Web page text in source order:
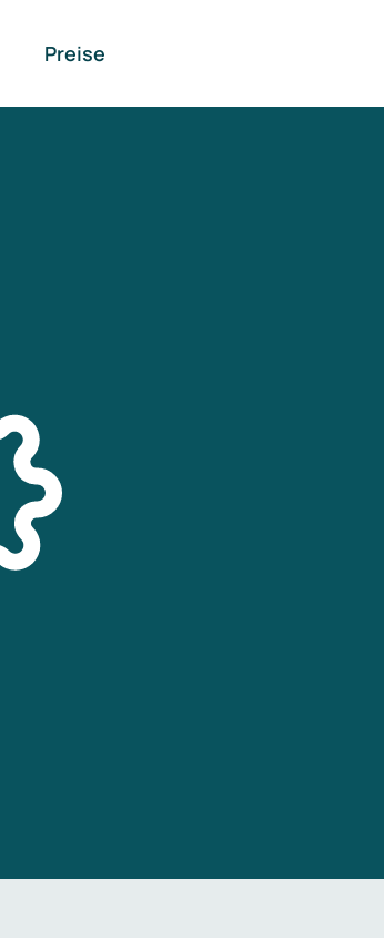
Preise